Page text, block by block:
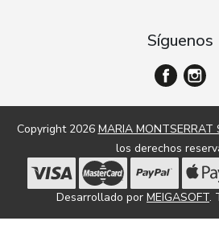
Síguenos
Copyright 2026 MARIA MONTSERRAT
los derechos
Desarrollado por MEIGASOFT.